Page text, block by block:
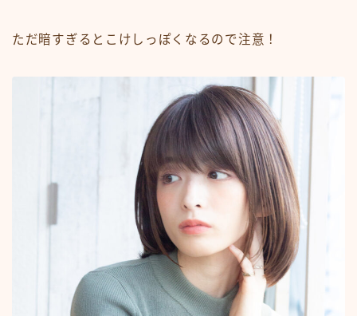
ただ暗すぎるとこけしっぽくなるので注意！